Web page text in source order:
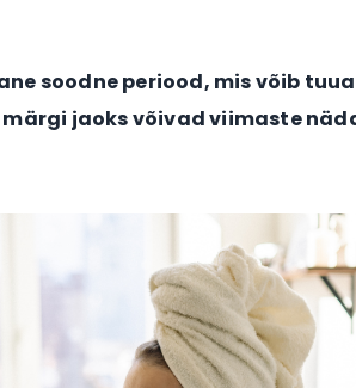
soodne periood, mis võib
jaoks võivad viimaste